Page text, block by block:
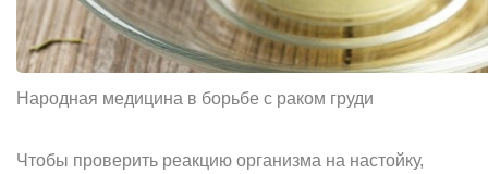
Народная медицина в борьбе с раком груди
Чтобы проверить реакцию организма на настойку,